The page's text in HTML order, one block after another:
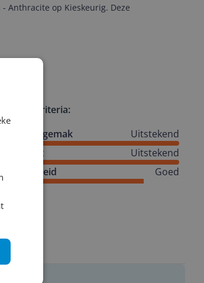
Anthracite op Kieskeurig. Deze
Review criteria:
Gebruiksgemak
Uitstekend
Resultaat
Uitstekend
Degelijkheid
Goed